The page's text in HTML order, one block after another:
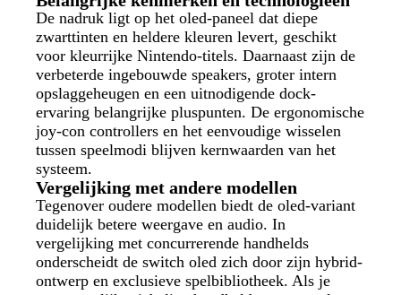
De nadruk ligt op het oled-paneel dat diepe
zwarttinten en heldere kleuren levert, geschikt
voor kleurrijke Nintendo-titels. Daarnaast zijn de
verbeterde ingebouwde speakers, groter intern
opslaggeheugen en een uitnodigende dock-
ervaring belangrijke pluspunten. De ergonomische
joy-con controllers en het eenvoudige wisselen
tussen speelmodi blijven kernwaarden van het
systeem.
Vergelijking met andere modellen
Tegenover oudere modellen biedt de oled-variant
duidelijk betere weergave en audio. In
vergelijking met concurrerende handhelds
onderscheidt de switch oled zich door zijn hybrid-
ontwerp en exclusieve spelbibliotheek. Als je